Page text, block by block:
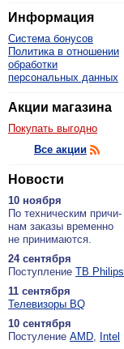
Информация
Система бонусов
Политика в отношении
обработки
персональных данных
Акции магазина
Покупать выгодно
Все акции
Новости
10 ноября
По тех­ни­че­ским при­чи­
нам за­ка­зы вре­мен­но
не при­ни­ма­ют­ся.
24 сентября
По­ступ­ле­ние ТВ Philips
11 сентября
Теле­ви­зо­ры BQ
10 сентября
По­сту­ле­ние AMD, Intel